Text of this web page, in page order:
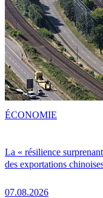
La « résilience
des exportations
07.08.2026
ÉCONOMIE